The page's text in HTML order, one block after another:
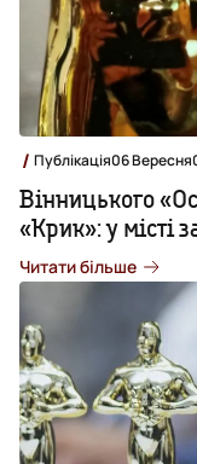
Публікація06 Вересня
Вінницького
«Крик»: у місті
Читати більше